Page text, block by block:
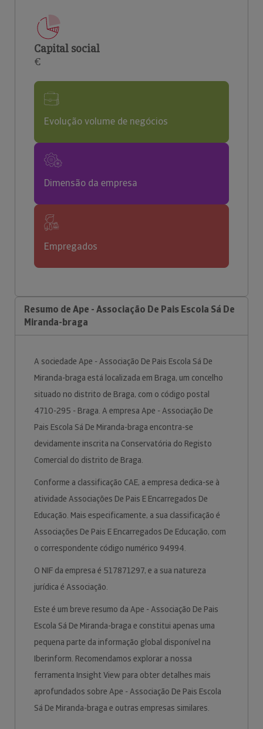
Capital social
€
Evolução volume de negócios
Dimensão da empresa
Empregados
Resumo de Ape - Associação De Pais Escola Sá De
Miranda-braga
A sociedade Ape - Associação De Pais Escola Sá De
Miranda-braga está localizada em Braga, um concelho
situado no distrito de Braga, com o código postal
4710-295 - Braga. A empresa Ape - Associação De
Pais Escola Sá De Miranda-braga encontra-se
devidamente inscrita na Conservatória do Registo
Comercial do distrito de Braga.
Conforme a classificação CAE, a empresa dedica-se à
atividade Associações De Pais E Encarregados De
Educação. Mais especificamente, a sua classificação é
Associações De Pais E Encarregados De Educação, com
o correspondente código numérico 94994.
O NIF da empresa é 517871297, e a sua natureza
jurídica é Associação.
Este é um breve resumo da Ape - Associação De Pais
Escola Sá De Miranda-braga e constitui apenas uma
pequena parte da informação global disponível na
Iberinform. Recomendamos explorar a nossa
ferramenta Insight View para obter detalhes mais
aprofundados sobre Ape - Associação De Pais Escola
Sá De Miranda-braga e outras empresas similares.